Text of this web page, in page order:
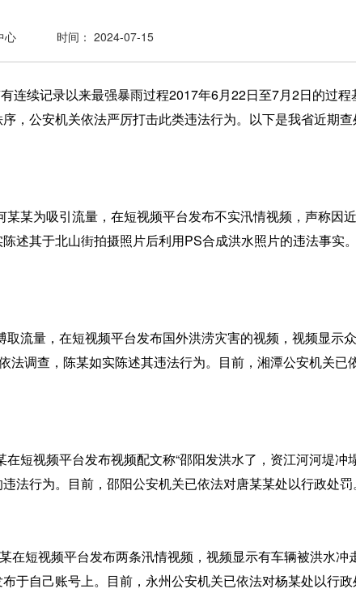
心 时间： 2024-07-15
续记录以来最强暴雨过程2017年6月22日至7月2日的过程
，公安机关依法严厉打击此类违法行为。以下是我省近期
为吸引流量，在短视频平台发布不实汛情视频，声称因
述其于北山街拍摄照片后利用PS合成洪水照片的违法事实
流量，在短视频平台发布国外洪涝灾害的视频，视频显示
调查，陈某如实陈述其违法行为。目前，湘潭公安机关已
视频平台发布视频配文称“邵阳发洪水了，资江河河堤冲
行为。目前，邵阳公安机关已依法对唐某某处以行政处罚。
视频平台发布两条汛情视频，视频显示有车辆被洪水冲
自己账号上。目前，永州公安机关已依法对杨某处以行政